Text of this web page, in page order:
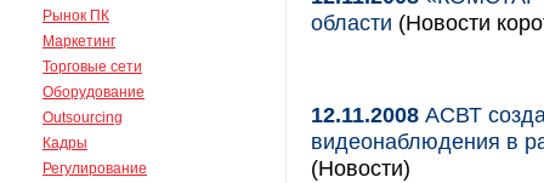
Рынок ПК
Маркетинг
Торговые сети
Оборудование
Outsourcing
Кадры
Регулирование
области (Новости
12.11.2008 АСВТ
видеонаблюдения в
(Новости)